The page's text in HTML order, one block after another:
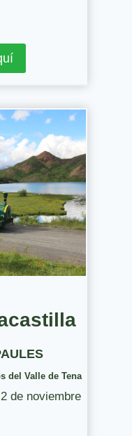
del Valle de Tena
de noviembre